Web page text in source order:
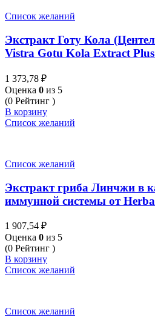
Список желаний
Экстракт Готу Кола
Vistra Gotu Kola Extract
1 373,78 ₽
Оценка 0 из 5
(0 Рейтинг )
В корзину
Список желаний
Список желаний
Экстракт гриба Линчжи в
иммунной системы от
1 907,54 ₽
Оценка 0 из 5
(0 Рейтинг )
В корзину
Список желаний
Список желаний